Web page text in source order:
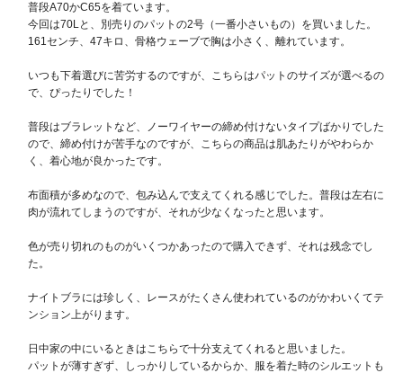
普段A70かC65を着ています。
今回は70Lと、別売りのパットの2号（一番小さいもの）を買いました。
161センチ、47キロ、骨格ウェーブで胸は小さく、離れています。
いつも下着選びに苦労するのですが、こちらはパットのサイズが選べるの
で、ぴったりでした！
普段はブラレットなど、ノーワイヤーの締め付けないタイプばかりでした
ので、締め付けが苦手なのですが、こちらの商品は肌あたりがやわらか
く、着心地が良かったです。
布面積が多めなので、包み込んで支えてくれる感じでした。普段は左右に
肉が流れてしまうのですが、それが少なくなったと思います。
色が売り切れのものがいくつかあったので購入できず、それは残念でし
た。
ナイトブラには珍しく、レースがたくさん使われているのがかわいくてテ
ンション上がります。
日中家の中にいるときはこちらで十分支えてくれると思いました。
パットが薄すぎず、しっかりしているからか、服を着た時のシルエットも